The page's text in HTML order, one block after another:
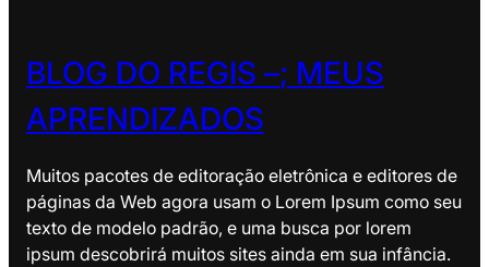
BLOG DO REGIS –; MEUS
APRENDIZADOS
Muitos pacotes de editoração eletrônica e editores de
páginas da Web agora usam o Lorem Ipsum como seu
texto de modelo padrão, e uma busca por lorem
ipsum descobrirá muitos sites ainda em sua infância.